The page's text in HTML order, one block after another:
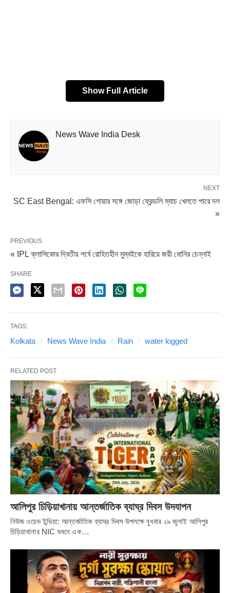
এক টানা ভারী বৃষ্টিতে জলমগ্ন হয়ে পড়েছে মধ্য এবং উত্তর কলকাতার
তলায়। সেন্ট্রাল অ্যাভিনিউ এবং তার পার্শ্ববর্তী রাস্তায় জল জমেছে।
জলের তলায় মহাত্মা গাঁধী রোডও। কলেজ স্ট্রিট, আর্মহার্স্ট স্ট্রিট,
মুক্তারামবাবু স্ট্রিটও জলমগ্ন। জল জমেছে সল্টলেকেও। দক্ষিণ কলকাতার
বেশ কিছু এলাকাও জলমগ্ন। সাদার্ন অ্যাভিনিউ, হাঙ্গার ফোর্ড স্ট্রিটে জল
জমেছে। টালিগঞ্জ থেকে গড়িয়া যাওয়ার রাস্তাও জলে ডুবে রয়েছে। বৃষ্টিতে
বেহাল অবস্থা বেহালারও।
Share it
Show Full Article
News Wave India Desk
NEXT
SC East Bengal: এফসি গোয়ার সঙ্গে জোড়া ফ্রেন্ডলি ম্যাচ খেলতে পারে দল
»
PREVIOUS
« IPL ক্লাসিকোর দ্বিতীয় পর্বে রোহিতহীন মুম্বইকে হারিয়ে জয়ী ধোনির চেন্নাই
SHARE
TAGS:
Kolkata News Wave India Rain water logged
RELATED POST
আলিপুর চিড়িয়াখানায় আন্তর্জাতিক ব্যাঘ্র দিবস উদযাপন
নিউজ ওয়েভ ইন্ডিয়া: আন্তর্জাতিক ব্যাঘ্র দিবস উপলক্ষে বুধবার ২৯ জুলাই আলিপুর
চিড়িয়াখানার NIC ভবনে এক…